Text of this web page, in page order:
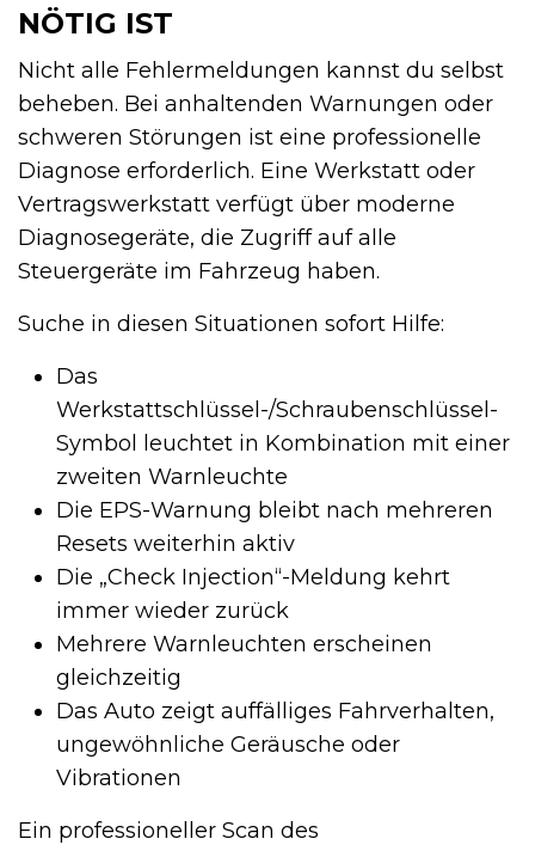
NÖTIG IST
Nicht alle Fehlermeldungen kannst du selbst
beheben. Bei anhaltenden Warnungen oder
schweren Störungen ist eine professionelle
Diagnose erforderlich. Eine Werkstatt oder
Vertragswerkstatt verfügt über moderne
Diagnosegeräte, die Zugriff auf alle
Steuergeräte im Fahrzeug haben.
Suche in diesen Situationen sofort Hilfe:
Das
Werkstattschlüssel-/Schraubenschlüssel-
Symbol leuchtet in Kombination mit einer
zweiten Warnleuchte
Die EPS-Warnung bleibt nach mehreren
Resets weiterhin aktiv
Die „Check Injection“-Meldung kehrt
immer wieder zurück
Mehrere Warnleuchten erscheinen
gleichzeitig
Das Auto zeigt auffälliges Fahrverhalten,
ungewöhnliche Geräusche oder
Vibrationen
Ein professioneller Scan des